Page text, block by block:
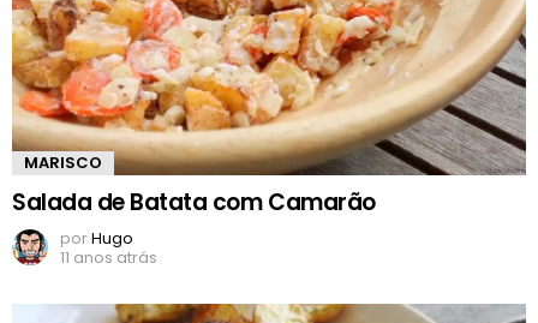
MARISCO
Salada de Batata com Camarão
porHugo
11 anos atrás